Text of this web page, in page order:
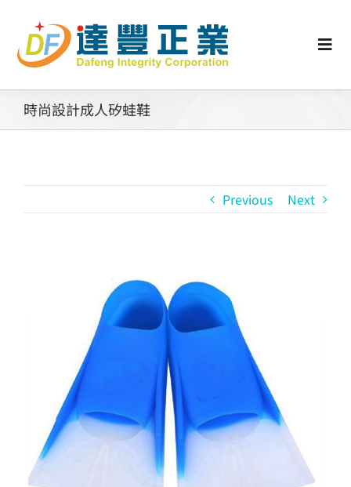
content
認識矽膠
矽膠客製
生產製造
選購指南
公司介紹
時尚設計成人矽蛙鞋
Previous Next